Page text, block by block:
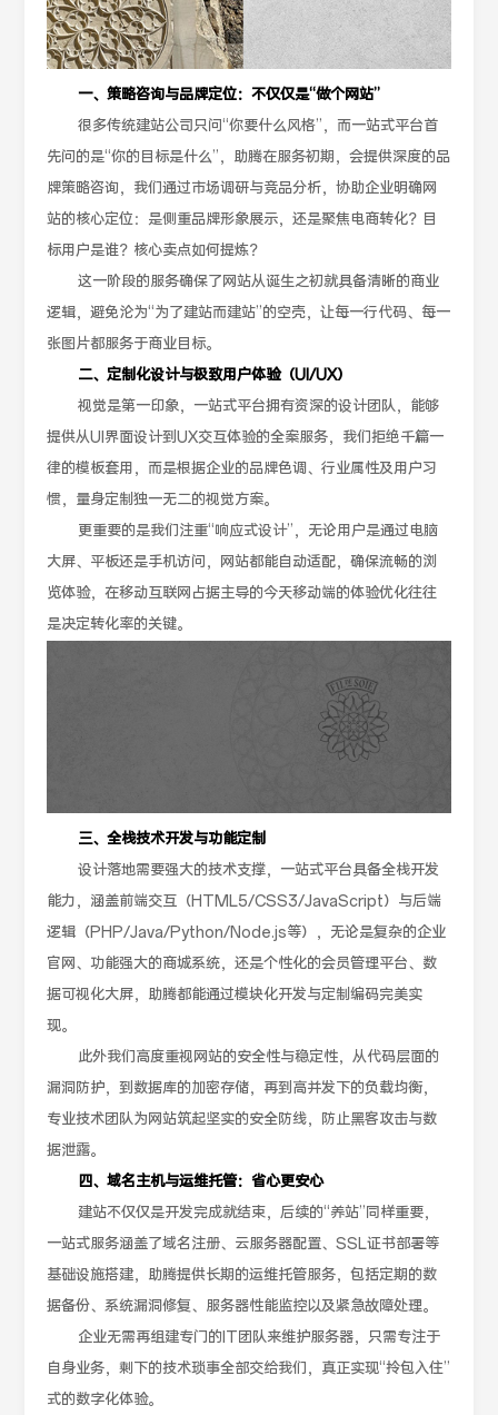
一、策略咨询与品牌定位：不仅仅是“做个网站”
很多传统建站公司只问“你要什么风格”，而一站式平台首
先问的是“你的目标是什么”，助腾在服务初期，会提供深度的品
牌策略咨询，我们通过市场调研与竞品分析，协助企业明确网
站的核心定位：是侧重品牌形象展示，还是聚焦电商转化？目
标用户是谁？核心卖点如何提炼？
这一阶段的服务确保了网站从诞生之初就具备清晰的商业
逻辑，避免沦为“为了建站而建站”的空壳，让每一行代码、每一
张图片都服务于商业目标。
二、定制化设计与极致用户体验（UI/UX）
视觉是第一印象，一站式平台拥有资深的设计团队，能够
提供从UI界面设计到UX交互体验的全案服务，我们拒绝千篇一
律的模板套用，而是根据企业的品牌色调、行业属性及用户习
惯，量身定制独一无二的视觉方案。
更重要的是我们注重“响应式设计”，无论用户是通过电脑
大屏、平板还是手机访问，网站都能自动适配，确保流畅的浏
览体验，在移动互联网占据主导的今天移动端的体验优化往往
是决定转化率的关键。
三、全栈技术开发与功能定制
设计落地需要强大的技术支撑，一站式平台具备全栈开发
能力，涵盖前端交互（HTML5/CSS3/JavaScript）与后端
逻辑（PHP/Java/Python/Node.js等），无论是复杂的企业
官网、功能强大的商城系统，还是个性化的会员管理平台、数
据可视化大屏，助腾都能通过模块化开发与定制编码完美实
现。
此外我们高度重视网站的安全性与稳定性，从代码层面的
漏洞防护，到数据库的加密存储，再到高并发下的负载均衡，
专业技术团队为网站筑起坚实的安全防线，防止黑客攻击与数
据泄露。
四、域名主机与运维托管：省心更安心
建站不仅仅是开发完成就结束，后续的“养站”同样重要，
一站式服务涵盖了域名注册、云服务器配置、SSL证书部署等
基础设施搭建，助腾提供长期的运维托管服务，包括定期的数
据备份、系统漏洞修复、服务器性能监控以及紧急故障处理。
企业无需再组建专门的IT团队来维护服务器，只需专注于
自身业务，剩下的技术琐事全部交给我们，真正实现“拎包入住”
式的数字化体验。